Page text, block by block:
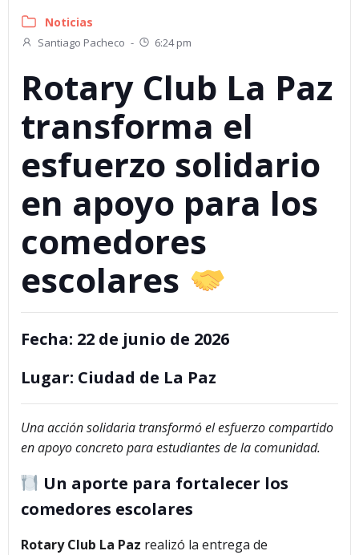
Noticias
Santiago Pacheco - 6:24 pm
Rotary Club La Paz
transforma el
esfuerzo solidario
en apoyo para los
comedores
escolares
Fecha: 22 de junio de 2026
Lugar: Ciudad de La Paz
Una acción solidaria transformó el esfuerzo compartido
en apoyo concreto para estudiantes de la comunidad.
Un aporte para fortalecer los
comedores escolares
Rotary Club La Paz realizó la entrega de